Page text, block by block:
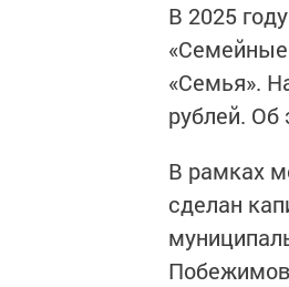
В 2025
«Семейные
«Семья».
рублей. Об
В рамках
сделан